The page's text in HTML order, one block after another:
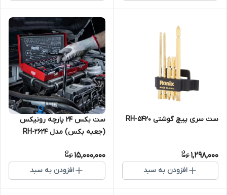
ست سری پیچ گوشتی RH-5420
1,298,000
افزودن به سبد
ست بکس 24 پارچه رونیکس
(جعبه بکس) مدل RH-2624
15,000,000
افزودن به سبد